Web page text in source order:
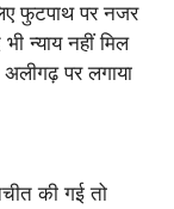
फुटपाथ पर नजर
न्याय नहीं मिल
पर लगाया
की गई तो